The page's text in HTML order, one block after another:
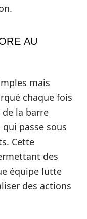
AU
mais
chaque fois
la barre
passe sous
Cette
des
équipe lutte
des actions